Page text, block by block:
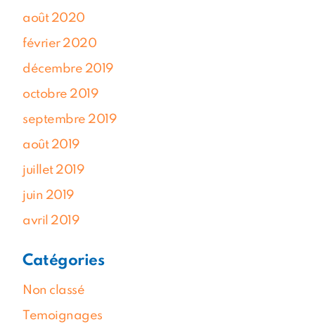
août 2020
février 2020
décembre 2019
octobre 2019
septembre 2019
août 2019
juillet 2019
juin 2019
avril 2019
Catégories
Non classé
Temoignages